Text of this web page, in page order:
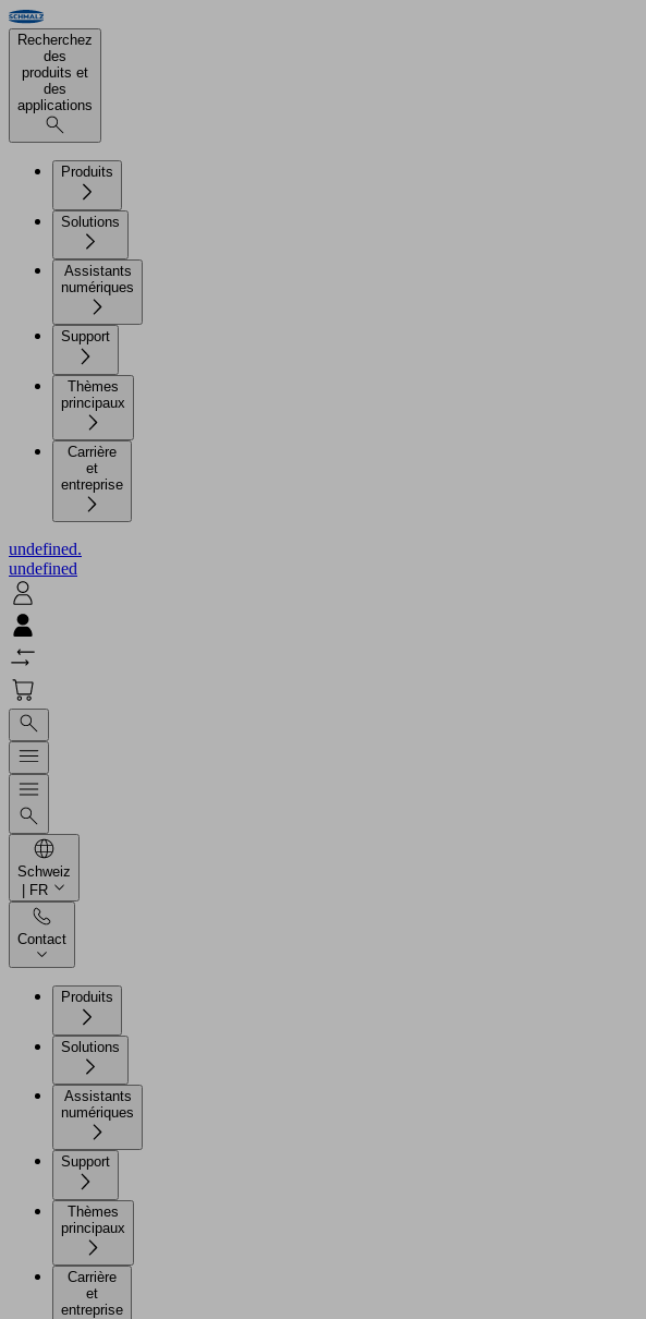
Recherchez
des
produits et
des
applications
Produits
Solutions
Assistants
numériques
Support
Thèmes
principaux
Carrière
et
entreprise
undefined.
undefined
Schweiz
| FR
Contact
Produits
Solutions
Assistants
numériques
Support
Thèmes
principaux
Carrière
et
entreprise